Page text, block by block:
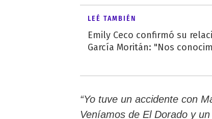
LEÉ TAMBIÉN
Emily Ceco confirmó su
García Moritán: "Nos
“Yo tuve un accidente con
Veníamos de El Dorado y